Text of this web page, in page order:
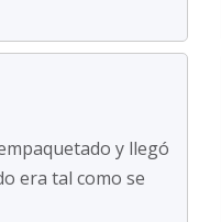
y llegó
era tal como se